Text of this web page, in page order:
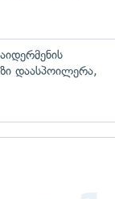
დაასპოილერა,